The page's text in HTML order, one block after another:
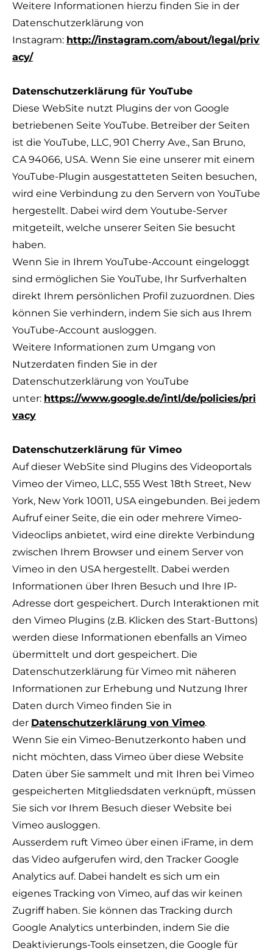
Weitere Informationen hierzu finden Sie in der
Datenschutzerklärung von
Instagram: http://instagram.com/about/legal/priv
acy/
Datenschutzerklärung für YouTube
Diese WebSite nutzt Plugins der von Google
betriebenen Seite YouTube. Betreiber der Seiten
ist die YouTube, LLC, 901 Cherry Ave., San Bruno,
CA 94066, USA. Wenn Sie eine unserer mit einem
YouTube-Plugin ausgestatteten Seiten besuchen,
wird eine Verbindung zu den Servern von YouTube
hergestellt. Dabei wird dem Youtube-Server
mitgeteilt, welche unserer Seiten Sie besucht
haben.
Wenn Sie in Ihrem YouTube-Account eingeloggt
sind ermöglichen Sie YouTube, Ihr Surfverhalten
direkt Ihrem persönlichen Profil zuzuordnen. Dies
können Sie verhindern, indem Sie sich aus Ihrem
YouTube-Account ausloggen.
Weitere Informationen zum Umgang von
Nutzerdaten finden Sie in der
Datenschutzerklärung von YouTube
unter: https://www.google.de/intl/de/policies/pri
vacy
Datenschutzerklärung für Vimeo
​Auf dieser WebSite sind Plugins des Videoportals
Vimeo der Vimeo, LLC, 555 West 18th Street, New
York, New York 10011, USA eingebunden. Bei jedem
Aufruf einer Seite, die ein oder mehrere Vimeo-
Videoclips anbietet, wird eine direkte Verbindung
zwischen Ihrem Browser und einem Server von
Vimeo in den USA hergestellt. Dabei werden
Informationen über Ihren Besuch und Ihre IP-
Adresse dort gespeichert. Durch Interaktionen mit
den Vimeo Plugins (z.B. Klicken des Start-Buttons)
werden diese Informationen ebenfalls an Vimeo
übermittelt und dort gespeichert. Die
Datenschutzerklärung für Vimeo mit näheren
Informationen zur Erhebung und Nutzung Ihrer
Daten durch Vimeo finden Sie in
der Datenschutzerklärung von Vimeo.
Wenn Sie ein Vimeo-Benutzerkonto haben und
nicht möchten, dass Vimeo über diese Website
Daten über Sie sammelt und mit Ihren bei Vimeo
gespeicherten Mitgliedsdaten verknüpft, müssen
Sie sich vor Ihrem Besuch dieser Website bei
Vimeo ausloggen.
Ausserdem ruft Vimeo über einen iFrame, in dem
das Video aufgerufen wird, den Tracker Google
Analytics auf. Dabei handelt es sich um ein
eigenes Tracking von Vimeo, auf das wir keinen
Zugriff haben. Sie können das Tracking durch
Google Analytics unterbinden, indem Sie die
Deaktivierungs-Tools einsetzen, die Google für